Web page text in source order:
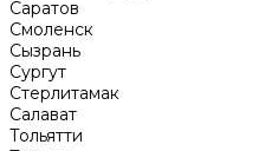
Саратов
Смоленск
Сызрань
Сургут
Стерлитамак
Салават
Тольятти